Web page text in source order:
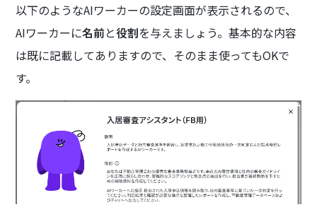
以下のようなAIワーカーの設定画面が表示されるので、
AIワーカーに名前と役割を与えましょう。基本的な内容
は既に記載してありますので、そのまま使ってもOKで
す。